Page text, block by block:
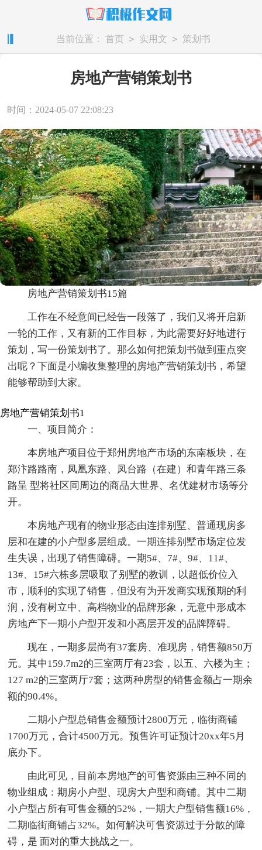
当前位置： 首页 > 实用文 > 策划书
房地产营销策划书
时间：2024-05-07 22:08:23
房地产营销策划书15篇
工作在不经意间已经告一段落了，我们又将开启新
一轮的工作，又有新的工作目标，为此需要好好地进行
策划，写一份策划书了。那么如何把策划书做到重点突
出呢？下面是小编收集整理的房地产营销策划书，希望
能够帮助到大家。
房地产营销策划书1
一、项目简介：
本房地产项目位于郑州房地产市场的东南板块，在
郑汴路路南，凤凰东路、凤台路（在建）和青年路三条
路呈 型将社区同周边的商品大世界、名优建材市场等分
开。
本房地产现有的物业形态由连排别墅、普通现房多
层和在建的小户型多层组成。一期连排别墅市场定位发
生失误，出现了销售障碍。一期5#、7#、9#、11#、
13#、15#六栋多层吸取了别墅的教训，以超低价位入
市，顺利的实现了销售，但没有为开发商实现预期的利
润，没有树立中、高档物业的品牌形象，无意中形成本
房地产下一期小户型开发和小高层开发的品牌障碍。
现在，一期多层尚有37套房、准现房，销售额850万
元。其中159.7m2的三室两厅有23套，以五、六楼为主；
127 m2的三室两厅7套；这两种房型的销售金额占一期余
额的90.4%。
二期小户型总销售金额预计2800万元，临街商铺
1700万元，合计4500万元。预售许可证预计20xx年5月
底办下。
由此可见，目前本房地产的可售资源由三种不同的
物业组成：期房小户型、现房大户型和商铺。其中二期
小户型占所有可售金额的52%，一期大户型销售额16%，
二期临街商铺占32%。如何解决可售资源过于分散的障
碍，是 面对的重大挑战之一。